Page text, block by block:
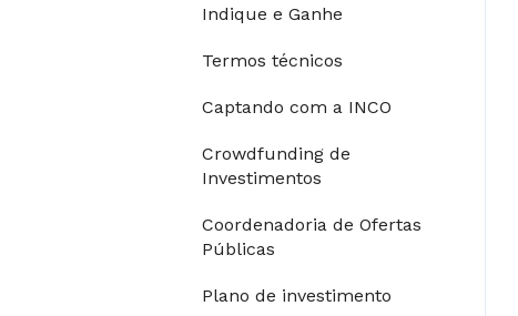
Modalidades de
investimentos
Indique e Ganhe
Termos técnicos
Captando com a INCO
Crowdfunding de
Investimentos
Coordenadoria de Ofertas
Públicas
Plano de investimento